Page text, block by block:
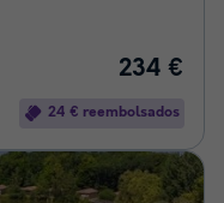
234 €
24 € reembolsados